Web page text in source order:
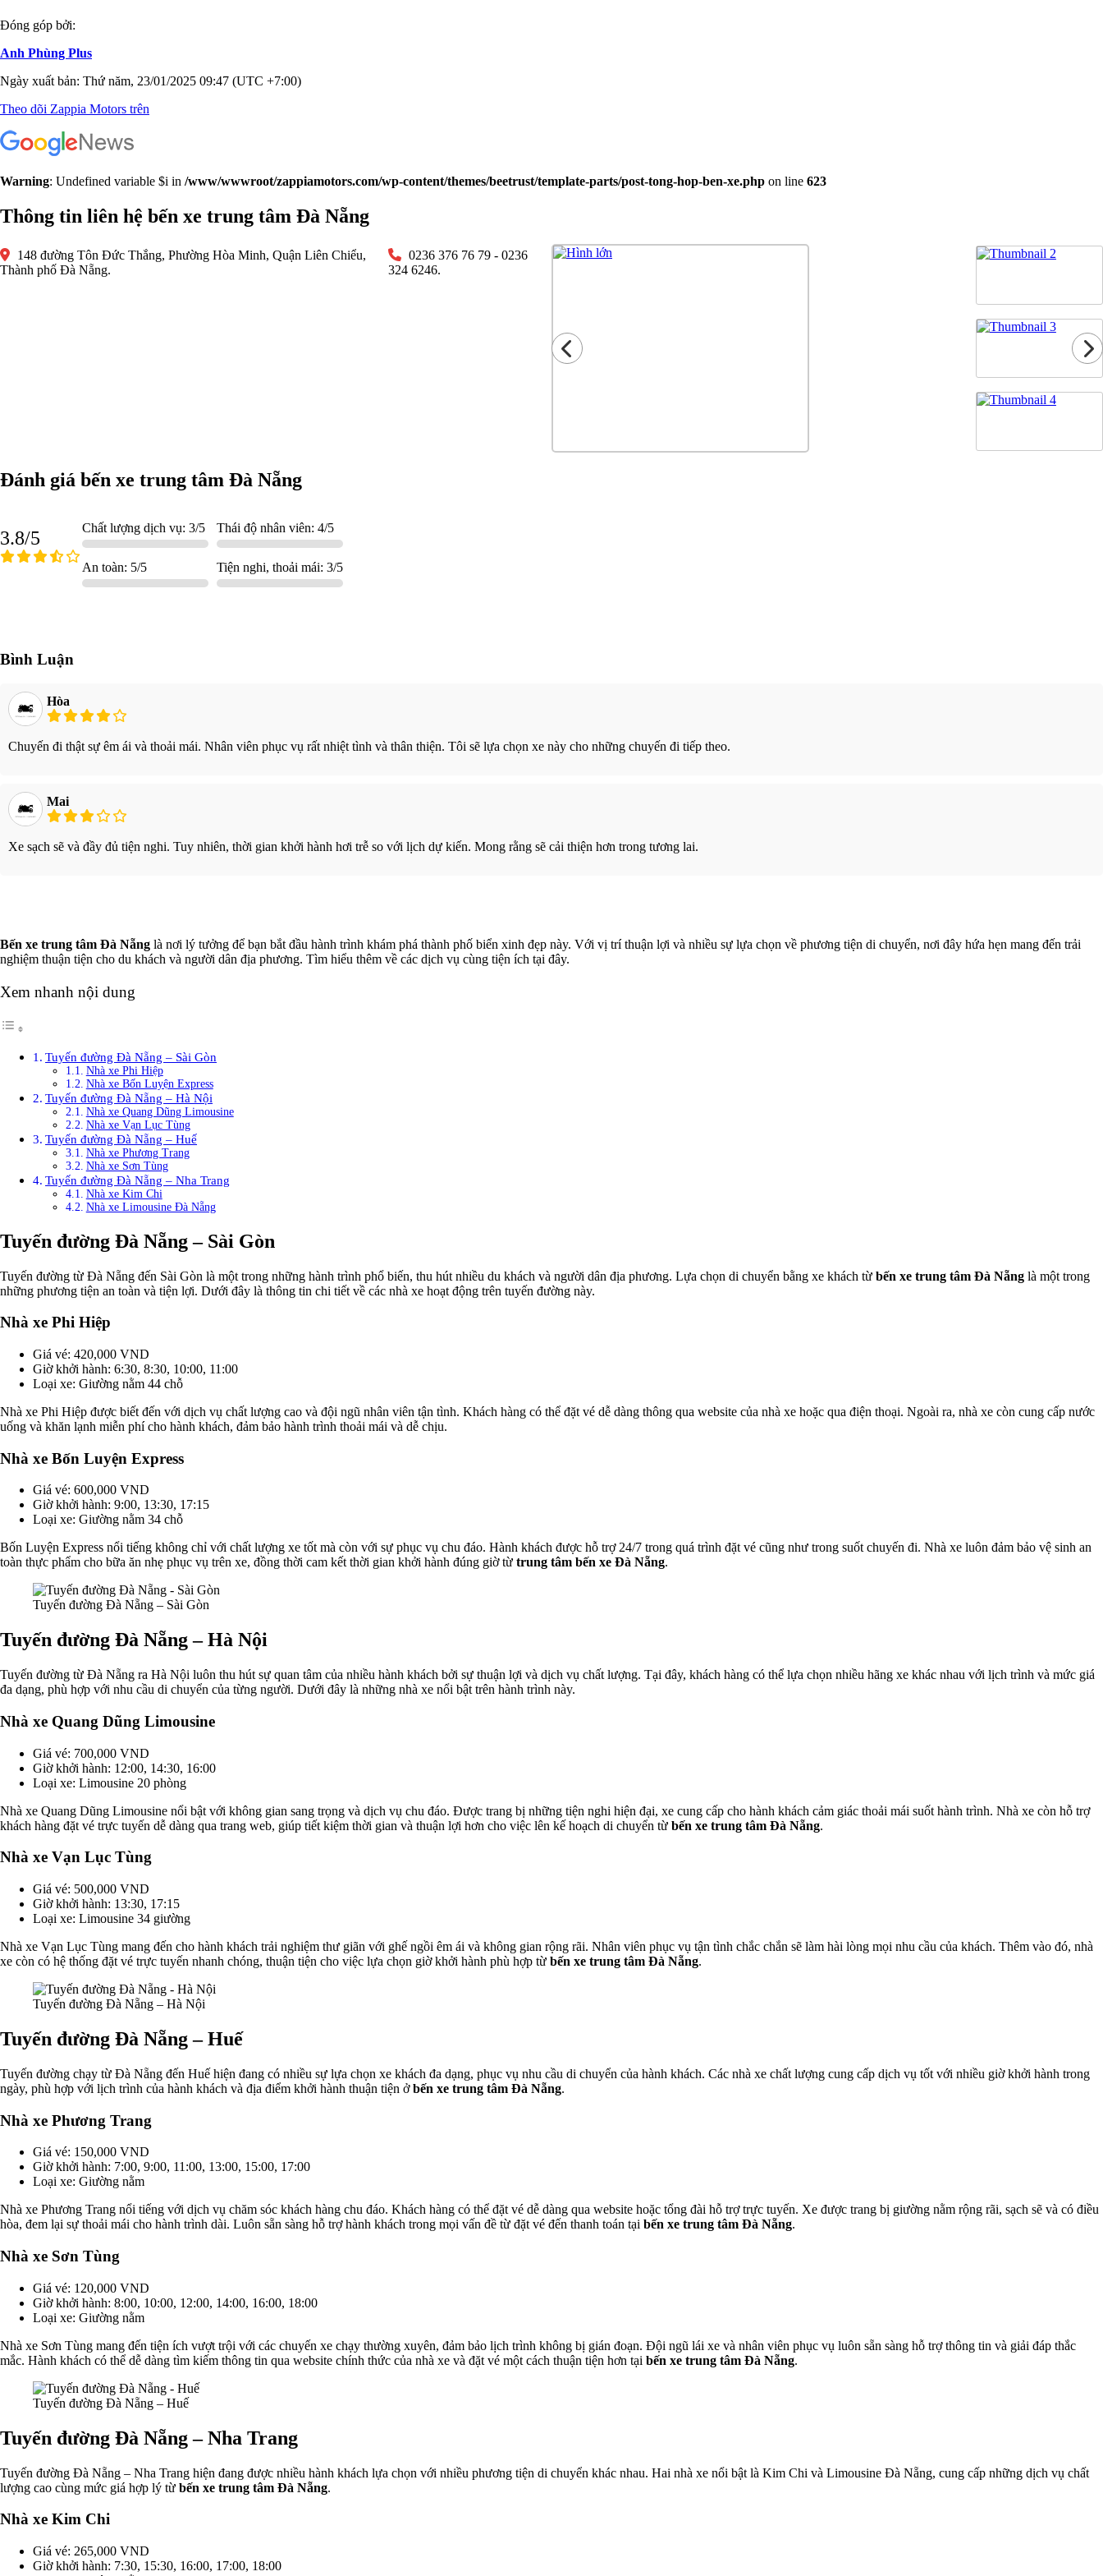
Đóng góp bởi:
Anh Phùng Plus
Ngày xuất bản: Thứ năm, 23/01/2025 09:47 (UTC +7:00)
Theo dõi Zappia Motors trên
Warning: Undefined variable $i in /www/wwwroot/zappiamotors.com/wp-content/themes/beetrust/template-parts/post-tong-hop-ben-xe.php on line 623
Thông tin liên hệ bến xe trung tâm Đà Nẵng
148 đường Tôn Đức Thắng, Phường Hòa Minh, Quận Liên Chiểu,
Thành phố Đà Nẵng.
0236 376 76 79 - 0236
324 6246.
Đánh giá bến xe trung tâm Đà Nẵng
3.8/5 Chất lượng dịch vụ: 3/5 Thái độ nhân viên: 4/5
An toàn: 5/5 Tiện nghi, thoải mái: 3/5
Bình Luận
Hòa
Chuyến đi thật sự êm ái và thoải mái. Nhân viên phục vụ rất nhiệt tình và thân thiện. Tôi sẽ lựa chọn xe này cho những chuyến đi tiếp theo.
Mai
Xe sạch sẽ và đầy đủ tiện nghi. Tuy nhiên, thời gian khởi hành hơi trễ so với lịch dự kiến. Mong rằng sẽ cải thiện hơn trong tương lai.
Bến xe trung tâm Đà Nẵng là nơi lý tưởng để bạn bắt đầu hành trình khám phá thành phố biển xinh đẹp này. Với vị trí thuận lợi và nhiều sự lựa chọn về phương tiện di chuyển, nơi đây hứa hẹn mang đến trải
nghiệm thuận tiện cho du khách và người dân địa phương. Tìm hiểu thêm về các dịch vụ cùng tiện ích tại đây.
Xem nhanh nội dung
Tuyến đường Đà Nẵng – Sài Gòn
Nhà xe Phi Hiệp
Nhà xe Bốn Luyện Express
Tuyến đường Đà Nẵng – Hà Nội
Nhà xe Quang Dũng Limousine
Nhà xe Vạn Lục Tùng
Tuyến đường Đà Nẵng – Huế
Nhà xe Phương Trang
Nhà xe Sơn Tùng
Tuyến đường Đà Nẵng – Nha Trang
Nhà xe Kim Chi
Nhà xe Limousine Đà Nẵng
Tuyến đường Đà Nẵng – Sài Gòn
Tuyến đường từ Đà Nẵng đến Sài Gòn là một trong những hành trình phổ biến, thu hút nhiều du khách và người dân địa phương. Lựa chọn di chuyển bằng xe khách từ bến xe trung tâm Đà Nẵng là một trong
những phương tiện an toàn và tiện lợi. Dưới đây là thông tin chi tiết về các nhà xe hoạt động trên tuyến đường này.
Nhà xe Phi Hiệp
Giá vé: 420,000 VND
Giờ khởi hành: 6:30, 8:30, 10:00, 11:00
Loại xe: Giường nằm 44 chỗ
Nhà xe Phi Hiệp được biết đến với dịch vụ chất lượng cao và đội ngũ nhân viên tận tình. Khách hàng có thể đặt vé dễ dàng thông qua website của nhà xe hoặc qua điện thoại. Ngoài ra, nhà xe còn cung cấp nước
uống và khăn lạnh miễn phí cho hành khách, đảm bảo hành trình thoải mái và dễ chịu.
Nhà xe Bốn Luyện Express
Giá vé: 600,000 VND
Giờ khởi hành: 9:00, 13:30, 17:15
Loại xe: Giường nằm 34 chỗ
Bốn Luyện Express nổi tiếng không chỉ với chất lượng xe tốt mà còn với sự phục vụ chu đáo. Hành khách được hỗ trợ 24/7 trong quá trình đặt vé cũng như trong suốt chuyến đi. Nhà xe luôn đảm bảo vệ sinh an
toàn thực phẩm cho bữa ăn nhẹ phục vụ trên xe, đồng thời cam kết thời gian khởi hành đúng giờ từ trung tâm bến xe Đà Nẵng.
Tuyến đường Đà Nẵng – Sài Gòn
Tuyến đường Đà Nẵng – Hà Nội
Tuyến đường từ Đà Nẵng ra Hà Nội luôn thu hút sự quan tâm của nhiều hành khách bởi sự thuận lợi và dịch vụ chất lượng. Tại đây, khách hàng có thể lựa chọn nhiều hãng xe khác nhau với lịch trình và mức giá
đa dạng, phù hợp với nhu cầu di chuyển của từng người. Dưới đây là những nhà xe nổi bật trên hành trình này.
Nhà xe Quang Dũng Limousine
Giá vé: 700,000 VND
Giờ khởi hành: 12:00, 14:30, 16:00
Loại xe: Limousine 20 phòng
Nhà xe Quang Dũng Limousine nổi bật với không gian sang trọng và dịch vụ chu đáo. Được trang bị những tiện nghi hiện đại, xe cung cấp cho hành khách cảm giác thoải mái suốt hành trình. Nhà xe còn hỗ trợ
khách hàng đặt vé trực tuyến dễ dàng qua trang web, giúp tiết kiệm thời gian và thuận lợi hơn cho việc lên kế hoạch di chuyển từ bến xe trung tâm Đà Nẵng.
Nhà xe Vạn Lục Tùng
Giá vé: 500,000 VND
Giờ khởi hành: 13:30, 17:15
Loại xe: Limousine 34 giường
Nhà xe Vạn Lục Tùng mang đến cho hành khách trải nghiệm thư giãn với ghế ngồi êm ái và không gian rộng rãi. Nhân viên phục vụ tận tình chắc chắn sẽ làm hài lòng mọi nhu cầu của khách. Thêm vào đó, nhà
xe còn có hệ thống đặt vé trực tuyến nhanh chóng, thuận tiện cho việc lựa chọn giờ khởi hành phù hợp từ bến xe trung tâm Đà Nẵng.
Tuyến đường Đà Nẵng – Hà Nội
Tuyến đường Đà Nẵng – Huế
Tuyến đường chạy từ Đà Nẵng đến Huế hiện đang có nhiều sự lựa chọn xe khách đa dạng, phục vụ nhu cầu di chuyển của hành khách. Các nhà xe chất lượng cung cấp dịch vụ tốt với nhiều giờ khởi hành trong
ngày, phù hợp với lịch trình của hành khách và địa điểm khởi hành thuận tiện ởbến xe trung tâm Đà Nẵng.
Nhà xe Phương Trang
Giá vé: 150,000 VND
Giờ khởi hành: 7:00, 9:00, 11:00, 13:00, 15:00, 17:00
Loại xe: Giường nằm
Nhà xe Phương Trang nổi tiếng với dịch vụ chăm sóc khách hàng chu đáo. Khách hàng có thể đặt vé dễ dàng qua website hoặc tổng đài hỗ trợ trực tuyến. Xe được trang bị giường nằm rộng rãi, sạch sẽ và có điều
hòa, đem lại sự thoải mái cho hành trình dài. Luôn sẵn sàng hỗ trợ hành khách trong mọi vấn đề từ đặt vé đến thanh toán tại bến xe trung tâm Đà Nẵng.
Nhà xe Sơn Tùng
Giá vé: 120,000 VND
Giờ khởi hành: 8:00, 10:00, 12:00, 14:00, 16:00, 18:00
Loại xe: Giường nằm
Nhà xe Sơn Tùng mang đến tiện ích vượt trội với các chuyến xe chạy thường xuyên, đảm bảo lịch trình không bị gián đoạn. Đội ngũ lái xe và nhân viên phục vụ luôn sẵn sàng hỗ trợ thông tin và giải đáp thắc
mắc. Hành khách có thể dễ dàng tìm kiếm thông tin qua website chính thức của nhà xe và đặt vé một cách thuận tiện hơn tại bến xe trung tâm Đà Nẵng.
Tuyến đường Đà Nẵng – Huế
Tuyến đường Đà Nẵng – Nha Trang
Tuyến đường Đà Nẵng – Nha Trang hiện đang được nhiều hành khách lựa chọn với nhiều phương tiện di chuyển khác nhau. Hai nhà xe nổi bật là Kim Chi và Limousine Đà Nẵng, cung cấp những dịch vụ chất
lượng cao cùng mức giá hợp lý từ bến xe trung tâm Đà Nẵng.
Nhà xe Kim Chi
Giá vé: 265,000 VND
Giờ khởi hành: 7:30, 15:30, 16:00, 17:00, 18:00